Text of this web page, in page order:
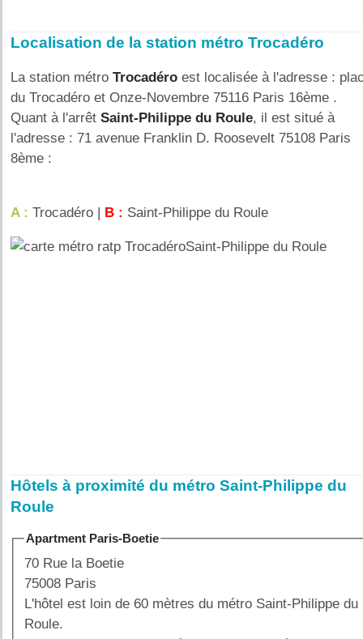
Localisation de la station métro Trocadéro
La station métro Trocadéro est localisée à l'adresse :
du Trocadéro et Onze-Novembre 75116 Paris 16ème .
Quant à l'arrêt Saint-Philippe du Roule, il est situé à
l'adresse : 71 avenue Franklin D. Roosevelt 75108 Paris
8ème :
A : Trocadéro | B : Saint-Philippe du Roule
Hôtels à proximité du métro Saint-Philippe du
Roule
Apartment Paris-Boetie
70 Rue la Boetie
75008 Paris
L'hôtel est loin de 60 mètres du métro Saint-Philippe du
Roule.